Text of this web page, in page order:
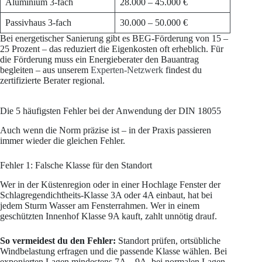
Passivhaus 3-fach
30.000 – 50.000 €
Bei energetischer Sanierung gibt es BEG-Förderung von 15 –
25 Prozent – das reduziert die Eigenkosten oft erheblich. Für
die Förderung muss ein Energieberater den Bauantrag
begleiten – aus unserem Experten-Netzwerk findest du
zertifizierte Berater regional.
Die 5 häufigsten Fehler bei der Anwendung der DIN 18055
Auch wenn die Norm präzise ist – in der Praxis passieren
immer wieder die gleichen Fehler.
Fehler 1: Falsche Klasse für den Standort
Wer in der Küstenregion oder in einer Hochlage Fenster der
Schlagregendichtheits-Klasse 3A oder 4A einbaut, hat bei
jedem Sturm Wasser am Fensterrahmen. Wer in einem
geschützten Innenhof Klasse 9A kauft, zahlt unnötig drauf.
So vermeidest du den Fehler: Standort prüfen, ortsübliche
Windbelastung erfragen und die passende Klasse wählen. Bei